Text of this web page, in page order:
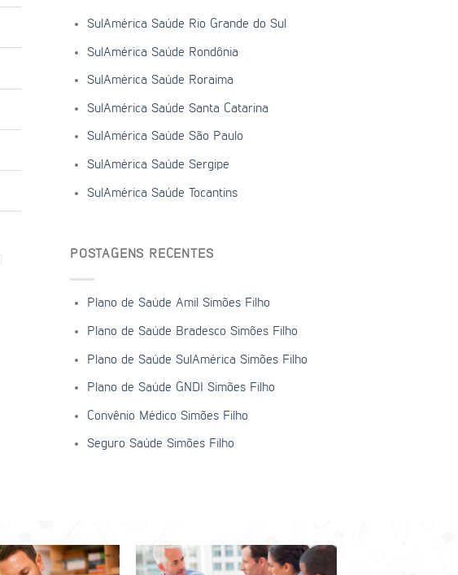
SulAmérica Saúde Rio Grande do Sul
SulAmérica Saúde Rondônia
SulAmérica Saúde Roraima
SulAmérica Saúde Santa Catarina
SulAmérica Saúde São Paulo
SulAmérica Saúde Sergipe
SulAmérica Saúde Tocantins
POSTAGENS RECENTES
Plano de Saúde Amil Simões Filho
Plano de Saúde Bradesco Simões Filho
Plano de Saúde SulAmérica Simões Filho
Plano de Saúde GNDI Simões Filho
Convênio Médico Simões Filho
Seguro Saúde Simões Filho